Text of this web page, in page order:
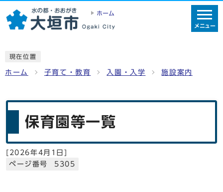
ホーム
メニュー
現在位置
ホーム 子育て・教育 入園・入学 施設案内
保育園等一覧
[ 2026年4月1日]
ページ番号 5305